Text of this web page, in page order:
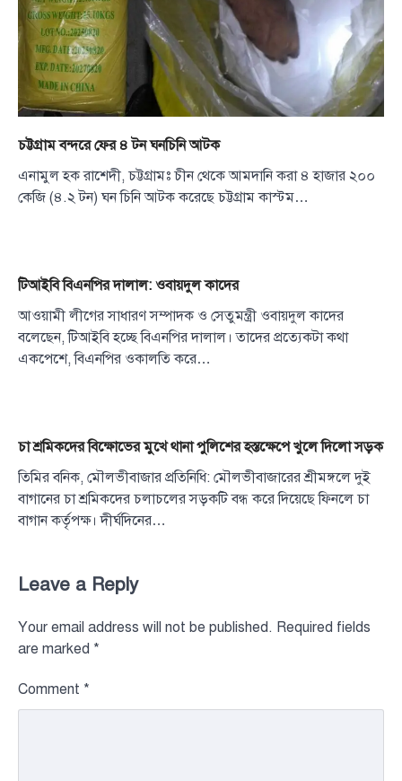
চট্টগ্রাম বন্দরে ফের ৪ টন ঘনচিনি আটক
এনামুল হক রাশেদী, চট্টগ্রামঃ চীন থেকে আমদানি করা ৪ হাজার ২০০
কেজি (৪.২ টন) ঘন চিনি আটক করেছে চট্টগ্রাম কাস্টম…
টিআইবি বিএনপির দালাল: ওবায়দুল কাদের
আওয়ামী লীগের সাধারণ সম্পাদক ও সেতুমন্ত্রী ওবায়দুল কাদের
বলেছেন, টিআইবি হচ্ছে বিএনপির দালাল। তাদের প্রত্যেকটা কথা
একপেশে, বিএনপির ওকালতি করে…
চা শ্রমিকদের বিক্ষোভের মুখে থানা পুলিশের হস্তক্ষেপে খুলে দিলো সড়ক
তিমির বনিক, মৌলভীবাজার প্রতিনিধি: মৌলভীবাজারের শ্রীমঙ্গলে দুই
বাগানের চা শ্রমিকদের চলাচলের সড়কটি বন্ধ করে দিয়েছে ফিনলে চা
বাগান কর্তৃপক্ষ। দীর্ঘদিনের…
Leave a Reply
Your email address will not be published. Required fields
are marked *
Comment *